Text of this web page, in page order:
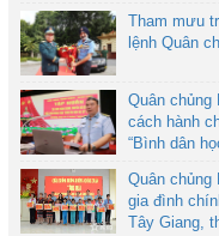
Tham mưu
lệnh Quân
Quân chủng
cách hành
“Bình dân
Quân chủng
gia đình
Tây Giang,